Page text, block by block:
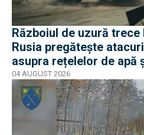
Războiul de uzură trece
Rusia pregătește
asupra rețelelor de apă
04 AUGUST 2026